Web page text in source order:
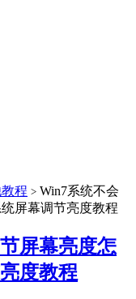
程 > Win7系统不会
屏幕调节亮度教程
屏幕亮度怎
度教程